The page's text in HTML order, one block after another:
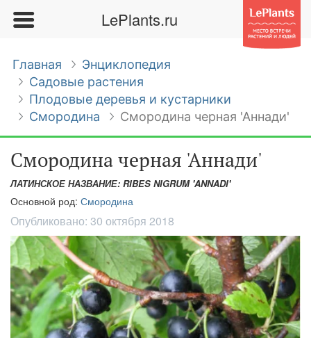
LePlants.ru
Главная
Энциклопедия
Садовые растения
Плодовые деревья и кустарники
Смородина
Смородина черная 'Аннади'
Смородина черная 'Аннади'
ЛАТИНСКОЕ НАЗВАНИЕ: RIBES NIGRUM 'ANNADI'
Основной род: Смородина
Опубликовано: 30 октября 2018